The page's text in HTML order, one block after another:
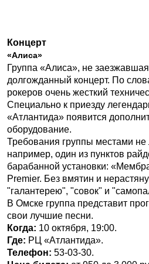
Концерт
«Алиса»
Группа «Алиса», не
долгожданный концерт. По
рокеров очень жесткий
Специально к приезду
«Атлантида» появится
оборудование.
Требования группы местами
например, один из пунктов
барабанной установки:
Premier. Без вмятин и
"галантерею", "совок" и
В Омске группа представит
свои лучшие песни.
Когда: 10 октября, 19:00.
Где: РЦ «Атлантида».
Телефон: 53-03-30.